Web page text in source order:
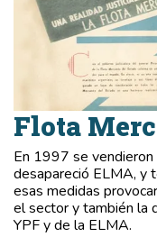
Flota
En 1997 se
desapareció ELMA, y
esas medidas
el sector y también la
YPF y de la ELMA.